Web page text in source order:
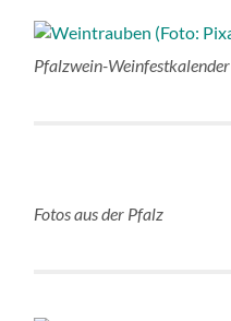
Pfalzwein-Weinfestkalender
Fotos aus der Pfalz